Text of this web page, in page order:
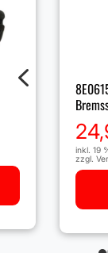
inkl. 19
zzgl.
4